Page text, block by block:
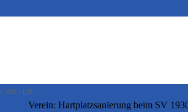
2026 14:28
Verein: Hartplatzsanierung beim SV